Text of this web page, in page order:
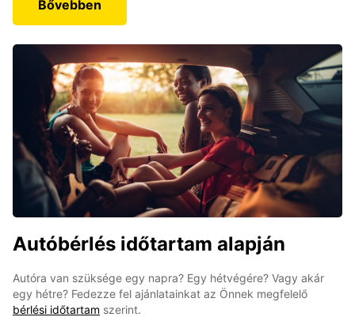
Bővebben
Autóbérlés időtartam alapján
Autóra van szüksége egy napra? Egy hétvégére? Vagy akár
egy hétre? Fedezze fel ajánlatainkat az Önnek megfelelő
bérlési időtartam szerint.